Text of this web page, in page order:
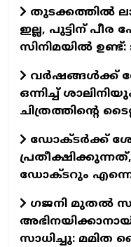
തുടക്കത്തില്‍
ഇല്ല, പുട്ടിന്
സിനിമയില്‍
വര്‍ഷങ്ങള്‍ക്ക്
ഒന്നിച്ച്
ചിത്രത്തിന്റെ
ഡോക്ടര്‍ക്ക്
ഡോക്ടറും എന്നെ
ഗജനി മുതല്‍
സാധിച്ചു: